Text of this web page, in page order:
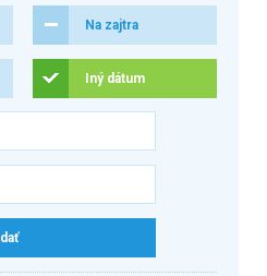
Na zajtra
Iný dátum